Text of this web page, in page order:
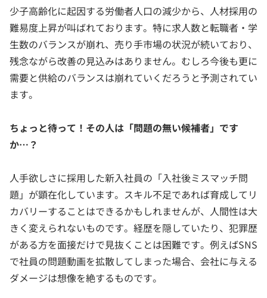
少子高齢化に起因する労働者人口の減少から、人材採用の
難易度上昇が叫ばれております。特に求人数と転職者・学
生数のバランスが崩れ、売り手市場の状況が続いており、
残念ながら改善の見込みはありません。むしろ今後も更に
需要と供給のバランスは崩れていくだろうと予測されてい
ます。
ちょっと待って！その人は「問題の無い候補者」です
か…？
人手欲しさに採用した新入社員の「入社後ミスマッチ問
題」が顕在化しています。スキル不足であれば育成してリ
カバリーすることはできるかもしれませんが、人間性は大
きく変えられないものです。経歴を隠していたり、犯罪歴
がある方を面接だけで見抜くことは困難です。例えばSNS
で社員の問題動画を拡散してしまった場合、会社に与える
ダメージは想像を絶するものです。